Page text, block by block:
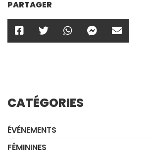
PARTAGER
CATÉGORIES
ÉVÉNEMENTS
FÉMININES